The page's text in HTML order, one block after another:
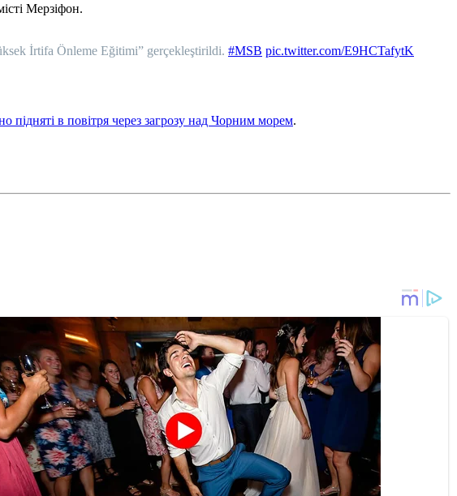
Мерзіфон.
İrtifa Önleme Eğitimi” gerçekleştirildi. #MSB pic.twitter.com/E9HCTafytK
підняті в повітря через загрозу над Чорним морем.